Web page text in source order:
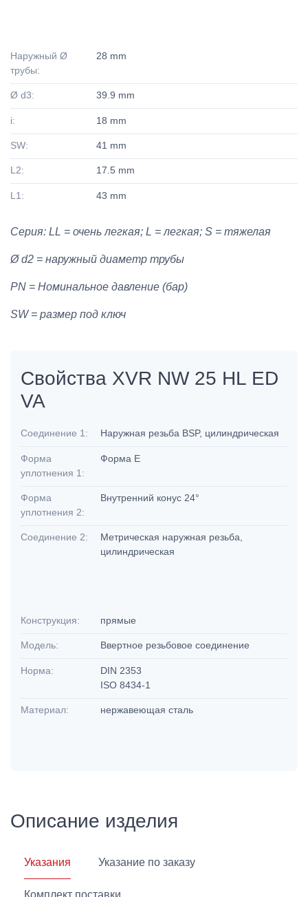
Наружный Ø
трубы:
28 mm
Ø d3: 39.9 mm
i: 18 mm
SW: 41 mm
L2: 17.5 mm
L1: 43 mm
Серия: LL = очень легкая; L = легкая; S = тяжелая
Ø d2 = наружный диаметр трубы
PN = Номинальное давление (бар)
SW = размер под ключ
Свойства XVR NW 25 HL ED
VA
Соединение 1: Наружная резьба BSP, цилиндрическая
Форма
уплотнения 1:
Форма E
Форма
уплотнения 2:
Внутренний конус 24°
Соединение 2:
Метрическая наружная резьба,
цилиндрическая
Конструкция: прямые
Модель: Ввертное резьбовое соединение
Норма:
DIN 2353
ISO 8434-1
Материал: нержавеющая сталь
Описание изделия
Указания Указание по заказу